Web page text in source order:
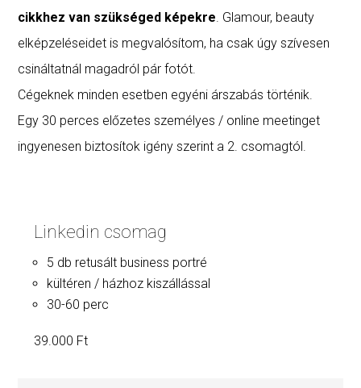
cikkhez van szükséged képekre. Glamour, beauty
elképzeléseidet is megvalósítom, ha csak úgy szívesen
csináltatnál magadról pár fotót.
Cégeknek minden esetben egyéni árszabás történik.
Egy 30 perces előzetes személyes / online meetinget
ingyenesen biztosítok igény szerint a 2. csomagtól.
Linkedin csomag
5 db retusált business portré
kültéren / házhoz kiszállással
30-60 perc
39.000 Ft